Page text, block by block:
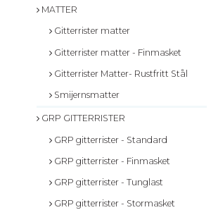
MATTER
Gitterrister matter
Gitterrister matter - Finmasket
Gitterrister Matter- Rustfritt Stål
Smijernsmatter
GRP GITTERRISTER
GRP gitterrister - Standard
GRP gitterrister - Finmasket
GRP gitterrister - Tunglast
GRP gitterrister - Stormasket